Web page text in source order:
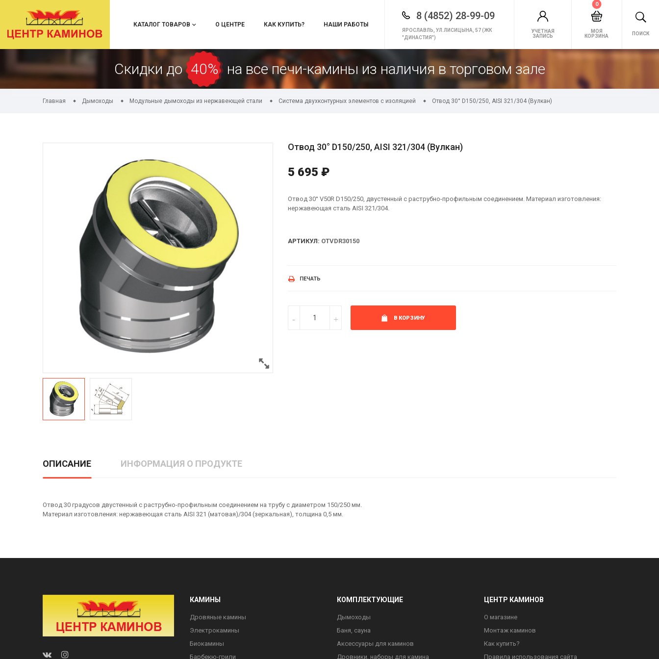
КАТАЛОГ ТОВАРОВ О ЦЕНТРЕ КАК КУПИТЬ? НАШИ РАБОТЫ
8 (4852) 28-99-09
ЯРОСЛАВЛЬ, УЛ.ЛИСИЦЫНА, 57 (ЖК
"ДИНАСТИЯ")
УЧЕТНАЯ
ЗАПИСЬ
МОЯ
КОРЗИНА
0
ПОИСК
Скидки до 40% на все печи-камины из наличия в торговом зале
Главная Дымоходы Модульные дымоходы из нержавеющей стали Система двухконтурных элементов с изоляцией Отвод 30° D150/250, AISI 321/304 (Вулкан)
Отвод 30° D150/250, AISI 321/304 (Вулкан)
5 695 ₽
Отвод 30° V50R D150/250, двустенный с раструбно-профильным соединением. Материал изготовления:
нержавеющая сталь AISI 321/304.
АРТИКУЛ: OTVDR30150
ПЕЧАТЬ
В КОРЗИНУ
ОПИСАНИЕ ИНФОРМАЦИЯ О ПРОДУКТЕ
Отвод 30 градусов двустенный с раструбно-профильным соединением на трубу с диаметром 150/250 мм.
Материал изготовления: нержавеющая сталь AISI 321 (матовая)/304 (зеркальная), толщина 0,5 мм.
КАМИНЫ
Дровяные камины
Электрокамины
Биокамины
Барбекю-грили
КОМПЛЕКТУЮЩИЕ
Дымоходы
Баня, сауна
Аксессуары для каминов
Дровники, наборы для камина
ЦЕНТР КАМИНОВ
О магазине
Монтаж каминов
Как купить?
Правила использования сайта